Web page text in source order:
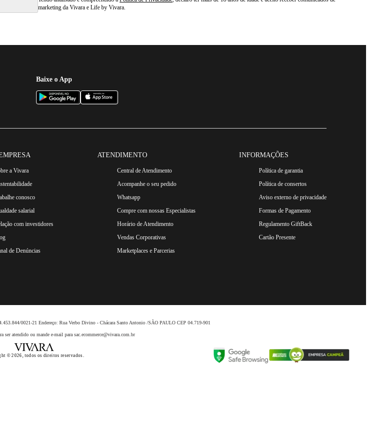
marketing da Vivara e Life by Vivara.
Baixe o App
a Vivara
conosco
salarial
com investidores
de Denúncias
ATENDIMENTO
Central de Atendimento
Acompanhe o seu pedido
Whatsapp
Compre com nossas Especialistas
Horário de Atendimento
Vendas Corporativas
Marketplaces e Parcerias
INFORMAÇÕES
Política de garantia
Política de consertos
Aviso externo de privacidade
Formas de Pagamento
Regulamento GiftBack
Cartão Presente
0021-21 Endereço: Rua Verbo Divino - Chácara Santo Antonio /SÃO PAULO CEP 04.719-901
ser atendido ou mande e-mail para sac.ecommerce@vivara.com.br
© 2026, todos os direitos reservados.